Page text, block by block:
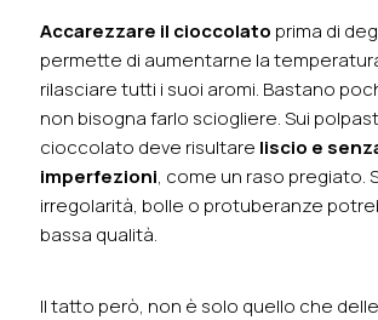
Accarezzare il cioccolato prima di
permette di aumentarne la
rilasciare tutti i suoi aromi. Bastano
non bisogna farlo sciogliere. Sui
cioccolato deve risultare liscio e
imperfezioni, come un raso pregiato.
irregolarità, bolle o protuberanze
bassa qualità.
Il tatto però, non è solo quello che